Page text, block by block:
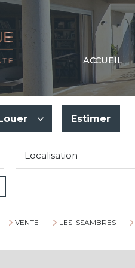
ACCUEIL
En saisonnier
Estimer
Localisation
VENTE LES ISSAMBRES